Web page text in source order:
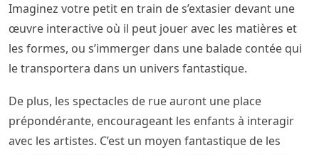
Imaginez votre petit en train de s’extasier devant une
œuvre interactive où il peut jouer avec les matières et
les formes, ou s’immerger dans une balade contée qui
le transportera dans un univers fantastique.
De plus, les spectacles de rue auront une place
prépondérante, encourageant les enfants à interagir
avec les artistes. C’est un moyen fantastique de les